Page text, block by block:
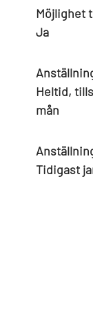
Möjlighet
Ja
Heltid,
mån
Tidigast